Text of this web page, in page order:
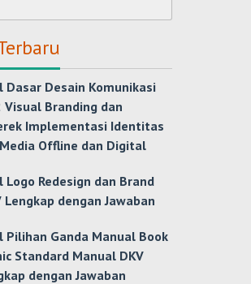
Dasar Desain Komunikasi
Visual Branding dan
Implementasi Identitas
Offline dan Digital
Logo Redesign dan Brand
Lengkap dengan Jawaban
Pilihan Ganda Manual Book
Standard Manual DKV
dengan Jawaban